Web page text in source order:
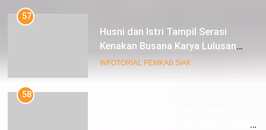
57
Husni dan Istri Tampil Serasi
Kenakan Busana Karya Lulusan
SMK Pariwisata Siak, di Lancang
INFOTORIAL PEMKAB SIAK
58